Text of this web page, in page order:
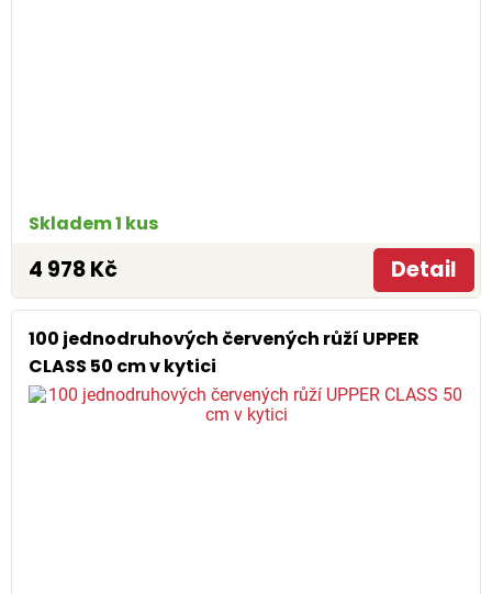
Skladem 1 kus
4 978 Kč Detail
100 jednodruhových červených růží UPPER
CLASS 50 cm v kytici